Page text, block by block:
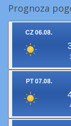
Prognoza
CZ 06.08.
PT 07.08.